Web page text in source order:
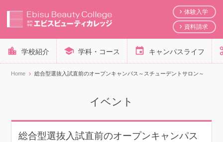
体験入学
資料請求
学校紹介 学科・コース キャンパスライフ
Home 総合型選抜入試直前のオープンキャンパス～スチューデントサロン～
イベント
総合型選抜入試直前のオープンキャンパス